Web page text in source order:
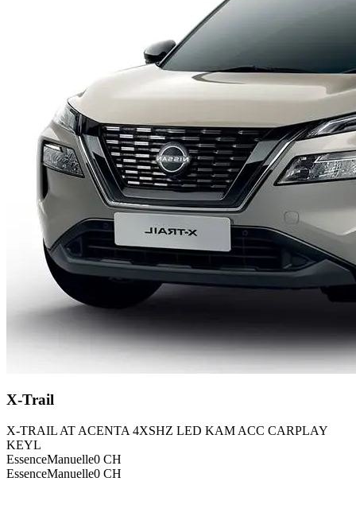
X-Trail
X-TRAIL AT ACENTA 4XSHZ LED KAM ACC CARPLAY
KEYL
EssenceManuelle0 CH
EssenceManuelle0 CH